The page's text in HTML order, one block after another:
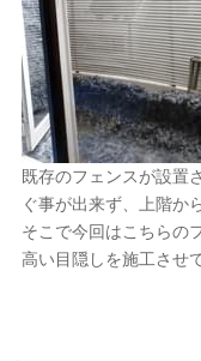
既存のフェンスが設置
ぐ事が出来ず、上階か
そこで今回はこちらの
高い目隠しを施工させ